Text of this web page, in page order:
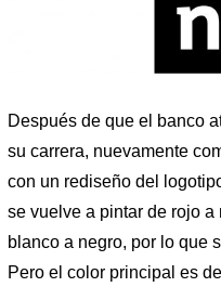
Después de que el banco
su carrera, nuevamente
con un rediseño del
se vuelve a pintar de rojo
blanco a negro, por lo que
Pero el color principal es